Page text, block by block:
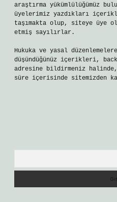
araştırma yükümlülüğümüz
üyelerimiz yazdıkları
taşımakta olup, siteye üye
etmiş sayılırlar.
Hukuka ve yasal
düşündüğünüz içerikleri,
adresine bildirmeniz
süre içerisinde sitemizden